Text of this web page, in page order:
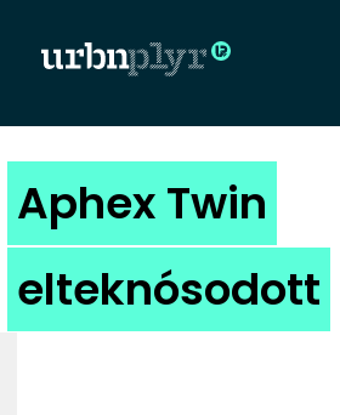
CÍMLAP
DIZÁJN
DIVAT
Aphex Twin
elteknósodott